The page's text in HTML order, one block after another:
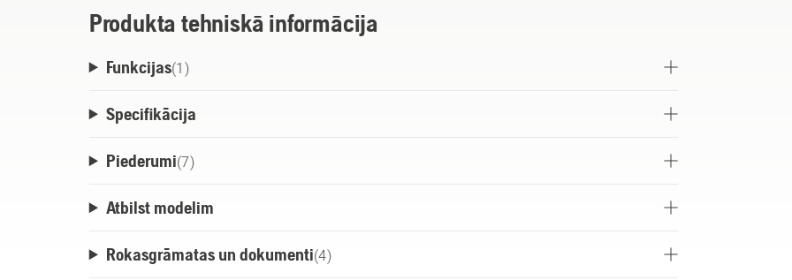
Produkta tehniskā informācija
Funkcijas(1 )
Specifikācija
Piederumi(7)
Atbilst modelim
Rokasgrāmatas un dokumenti(4)